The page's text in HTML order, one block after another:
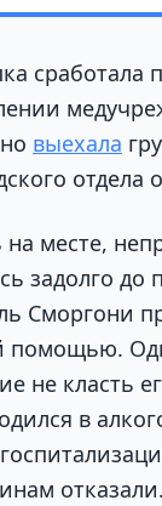
сработала
выехала
отдела
месте,
задолго до
Сморгони
помощью.
не класть
в
отказали.